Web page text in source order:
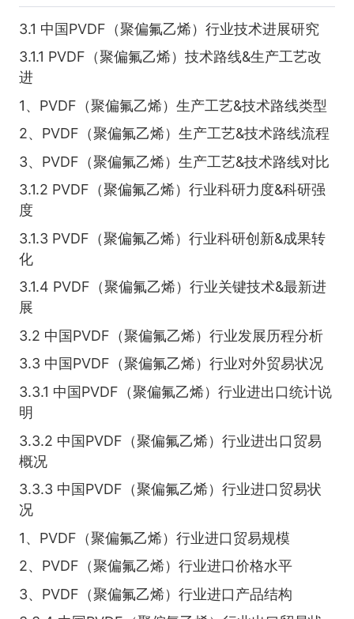
3.1 中国PVDF（聚偏氟乙烯）行业技术进展研究
3.1.1 PVDF（聚偏氟乙烯）技术路线&生产工艺改
进
1、PVDF（聚偏氟乙烯）生产工艺&技术路线类型
2、PVDF（聚偏氟乙烯）生产工艺&技术路线流程
3、PVDF（聚偏氟乙烯）生产工艺&技术路线对比
3.1.2 PVDF（聚偏氟乙烯）行业科研力度&科研强
度
3.1.3 PVDF（聚偏氟乙烯）行业科研创新&成果转
化
3.1.4 PVDF（聚偏氟乙烯）行业关键技术&最新进
展
3.2 中国PVDF（聚偏氟乙烯）行业发展历程分析
3.3 中国PVDF（聚偏氟乙烯）行业对外贸易状况
3.3.1 中国PVDF（聚偏氟乙烯）行业进出口统计说
明
3.3.2 中国PVDF（聚偏氟乙烯）行业进出口贸易
概况
3.3.3 中国PVDF（聚偏氟乙烯）行业进口贸易状
况
1、PVDF（聚偏氟乙烯）行业进口贸易规模
2、PVDF（聚偏氟乙烯）行业进口价格水平
3、PVDF（聚偏氟乙烯）行业进口产品结构